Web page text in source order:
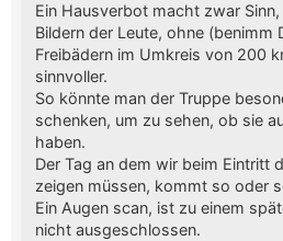
Ein Hausverbot macht zwar
Bildern der Leute, ohne (benimm
Freibädern im Umkreis von 200
sinnvoller.
So könnte man der Truppe
schenken, um zu sehen, ob sie
haben.
Der Tag an dem wir beim Eintritt
zeigen müssen, kommt so oder
Ein Augen scan, ist zu einem
nicht ausgeschlossen.